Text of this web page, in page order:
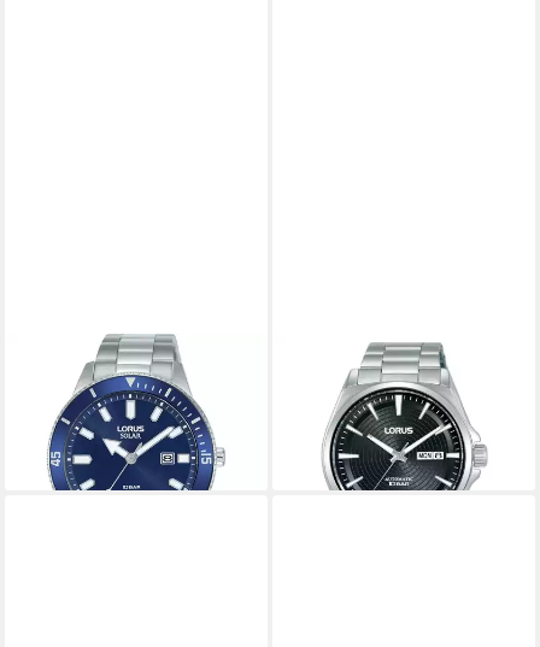
Luxusuhr WATCHES Mod.
RX313AX9
129,24 €
lieferbar in 4 Wochen
Luxusuhr Uhren Mod. Rl409
197,80 €
lieferbar in 3 Wochen